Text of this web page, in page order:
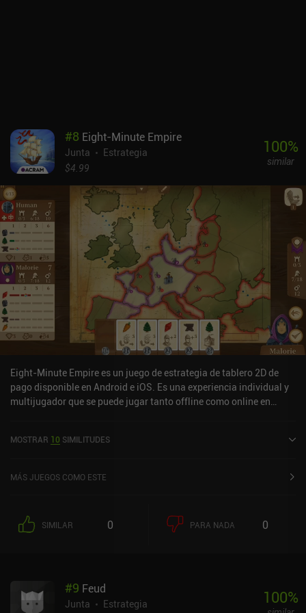
DLCs disponibles como iAPs individuales o una compra única del
"Season Pass" para todas las expansiones actuales y futuras.
#8 Eight-Minute Empire
Junta
Estrategia
$4.99
100%
similar
Eight-Minute Empire es un juego de estrategia de tablero 2D de
pago disponible en Android e iOS. Es una experiencia individual y
multijugador que se puede jugar tanto offline como online en
y de 4,5 sobre 5,0 en la App Store de iOS.
MOSTRAR 10 SIMILITUDES
MÁS JUEGOS COMO ESTE
SIMILAR 0 PARA NADA 0
#9 Feud
Junta
Estrategia
100%